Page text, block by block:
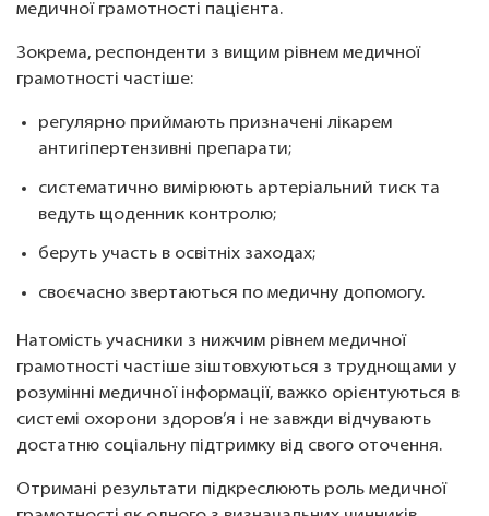
медичної грамотності пацієнта.
Зокрема, респонденти з вищим рівнем медичної
грамотності частіше:
регулярно приймають призначені лікарем
антигіпертензивні препарати;
систематично вимірюють артеріальний тиск та
ведуть щоденник контролю;
беруть участь в освітніх заходах;
своєчасно звертаються по медичну допомогу.
Натомість учасники з нижчим рівнем медичної
грамотності частіше зіштовхуються з труднощами у
розумінні медичної інформації, важко орієнтуються в
системі охорони здоров’я і не завжди відчувають
достатню соціальну підтримку від свого оточення.
Отримані результати підкреслюють роль медичної